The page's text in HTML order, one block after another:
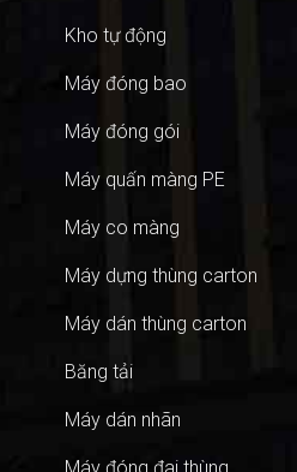
Kho tự động
Máy đóng bao
Máy đóng gói
Máy quấn màng PE
Máy co màng
Máy dựng thùng carton
Máy dán thùng carton
Băng tải
Máy dán nhãn
Máy đóng đai thùng